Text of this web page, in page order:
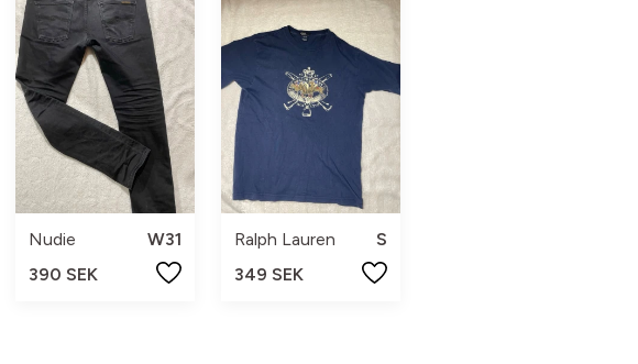
Nudie
W31
390 SEK
Ralph Lauren
S
349 SEK